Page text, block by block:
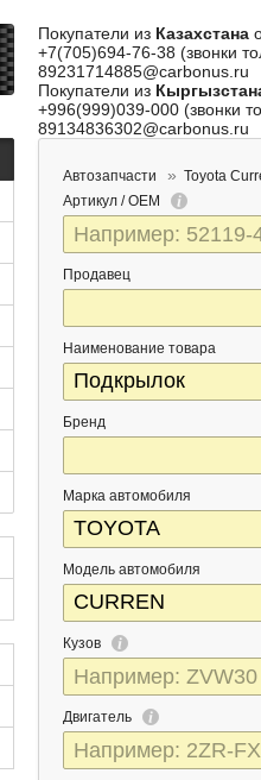
Покупатели из Казахстана
+7(705)694-76-38 (звонки
89231714885@carbonus.ru
Покупатели из
+996(999)039-000 (звонки
89134836302@carbonus.ru
Автозапчасти
Toyota
Артикул / OEM
Продавец
Наименование товара
Бренд
Марка автомобиля
Модель автомобиля
Кузов
Двигатель